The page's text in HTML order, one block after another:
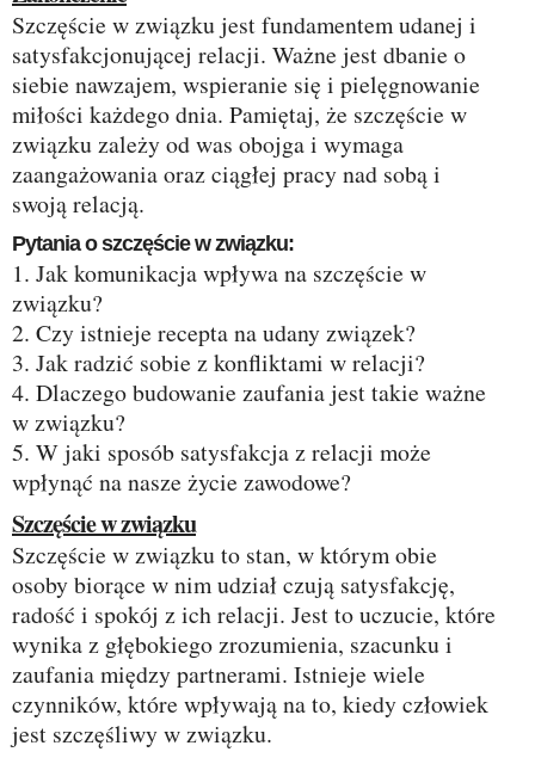
Szczęście w związku jest fundamentem udanej i
satysfakcjonującej relacji. Ważne jest dbanie o
siebie nawzajem, wspieranie się i pielęgnowanie
miłości każdego dnia. Pamiętaj, że szczęście w
związku zależy od was obojga i wymaga
zaangażowania oraz ciągłej pracy nad sobą i
swoją relacją.
Pytania o szczęście w związku:
1. Jak komunikacja wpływa na szczęście w
związku?
2. Czy istnieje recepta na udany związek?
3. Jak radzić sobie z konfliktami w relacji?
4. Dlaczego budowanie zaufania jest takie ważne
w związku?
5. W jaki sposób satysfakcja z relacji może
wpłynąć na nasze życie zawodowe?
Szczęście w związku
Szczęście w związku to stan, w którym obie
osoby biorące w nim udział czują satysfakcję,
radość i spokój z ich relacji. Jest to uczucie, które
wynika z głębokiego zrozumienia, szacunku i
zaufania między partnerami. Istnieje wiele
czynników, które wpływają na to, kiedy człowiek
jest szczęśliwy w związku.